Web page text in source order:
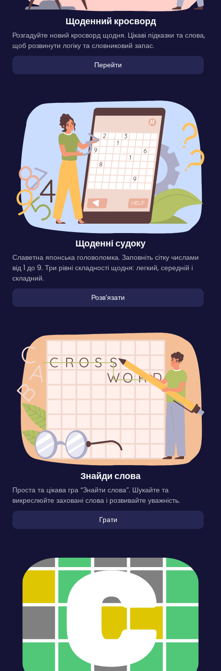
Щоденний кросворд
Розгадуйте новий кросворд щодня. Цікаві підказки та слова,
щоб розвинути логіку та словниковий запас.
Перейти
Щоденні судоку
Славетна японська головоломка. Заповніть сітку числами
від 1 до 9. Три рівні складності щодня: легкий, середній і
складний.
Розвʼязати
Знайди слова
Проста та цікава гра “Знайти слова”. Шукайте та
викреслюйте заховані слова і розвивайте уважність.
Грати